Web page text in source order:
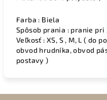
Farba : Biela
Spôsob prania : pranie pri
Veľkosť : XS, S , M, L ( do
obvod hrudníka, obvod
postavy )